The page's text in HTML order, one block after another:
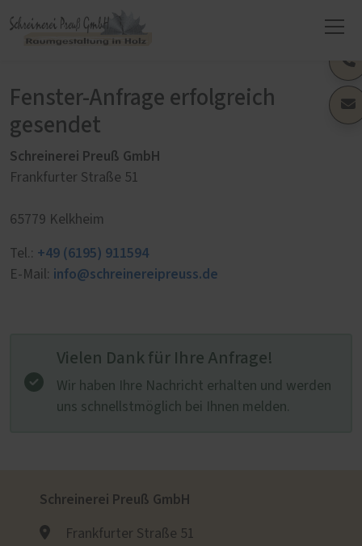
Fenster-Anfrage erfolgreich
gesendet
Schreinerei Preuß GmbH
Frankfurter Straße 51
65779 Kelkheim
Tel.: +49 (6195) 911594
E-Mail: info@schreinereipreuss.de
Vielen Dank für Ihre Anfrage!
Wir haben Ihre Nachricht erhalten und werden
uns schnellstmöglich bei Ihnen melden.
Schreinerei Preuß GmbH
Frankfurter Straße 51